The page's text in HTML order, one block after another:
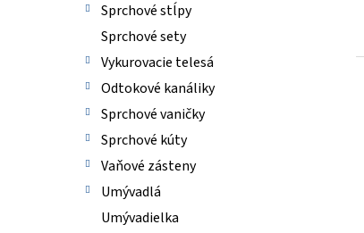
Sprchové stĺpy
Sprchové sety
Vykurovacie telesá
Odtokové kanáliky
Sprchové vaničky
Sprchové kúty
Vaňové zásteny
Umývadlá
Umývadielka